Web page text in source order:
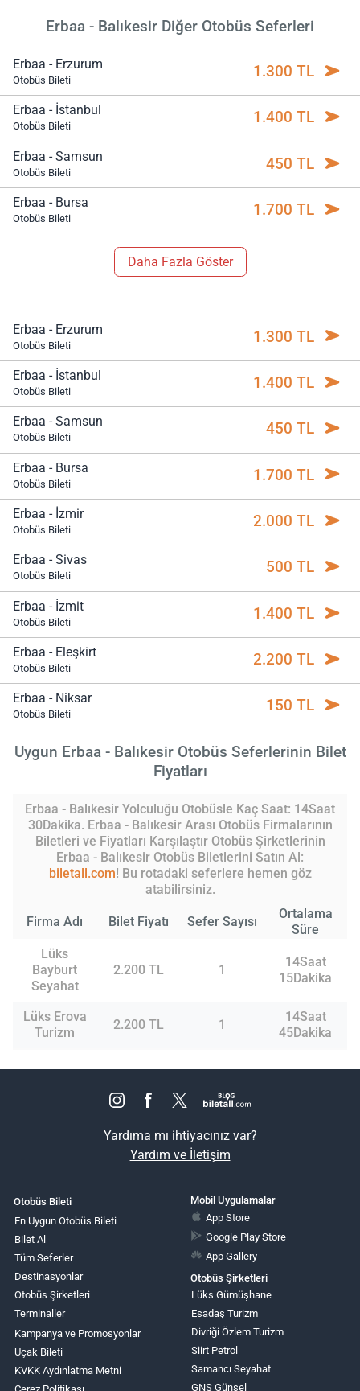
Erbaa - Balıkesir Diğer Otobüs Seferleri
Erbaa - Erzurum
Otobüs Bileti 1.300 TL
Erbaa - İstanbul
Otobüs Bileti 1.400 TL
Erbaa - Samsun
Otobüs Bileti 450 TL
Erbaa - Bursa
Otobüs Bileti 1.700 TL
Daha Fazla Göster
Erbaa - Erzurum
Otobüs Bileti 1.300 TL
Erbaa - İstanbul
Otobüs Bileti 1.400 TL
Erbaa - Samsun
Otobüs Bileti 450 TL
Erbaa - Bursa
Otobüs Bileti 1.700 TL
Erbaa - İzmir
Otobüs Bileti 2.000 TL
Erbaa - Sivas
Otobüs Bileti 500 TL
Erbaa - İzmit
Otobüs Bileti 1.400 TL
Erbaa - Eleşkirt
Otobüs Bileti 2.200 TL
Erbaa - Niksar
Otobüs Bileti 150 TL
Uygun Erbaa - Balıkesir Otobüs Seferlerinin Bilet
Fiyatları
Erbaa - Balıkesir Yolculuğu Otobüsle Kaç Saat: 14Saat
30Dakika. Erbaa - Balıkesir Arası Otobüs Firmalarının
Biletleri ve Fiyatları Karşılaştır Otobüs Şirketlerinin
Erbaa - Balıkesir Otobüs Biletlerini Satın Al:
biletall.com! Bu rotadaki seferlere hemen göz
atabilirsiniz.
Firma Adı Bilet Fiyatı Sefer Sayısı
Ortalama
Süre
Lüks
Bayburt
Seyahat
2.200 TL 1
14Saat
15Dakika
Lüks Erova
Turizm
2.200 TL 1
14Saat
45Dakika
Yardıma mı ihtiyacınız var?
Yardım ve İletişim
Otobüs Bileti
En Uygun Otobüs Bileti
Bilet Al
Tüm Seferler
Destinasyonlar
Otobüs Şirketleri
Terminaller
Kampanya ve Promosyonlar
Uçak Bileti
KVKK Aydınlatma Metni
Mobil Uygulamalar
App Store
Google Play Store
App Gallery
Otobüs Şirketleri
Lüks Gümüşhane
Esadaş Turizm
Divriği Özlem Turizm
Siirt Petrol
Samancı Seyahat
GNS Günsel